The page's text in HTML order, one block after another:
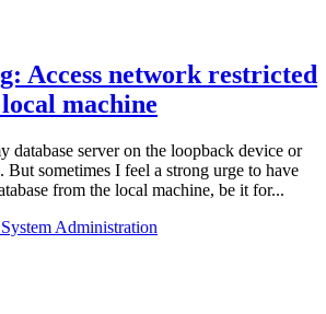
Access network restricted
machine
database server on the loopback device or
sometimes I feel a strong urge to have
from the local machine, be it for...
Administration